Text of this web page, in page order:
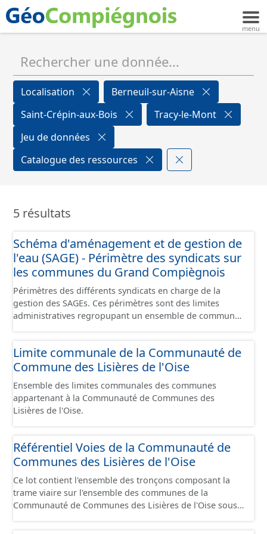
Localisation
Berneuil-sur-Aisne
Saint-Crépin-aux-Bois
Tracy-le-Mont
Jeu de données
Catalogue des ressources
5 résultats
Schéma d'aménagement et de gestion de
l'eau (SAGE) - Périmètre des syndicats sur
les communes du Grand Compiègnois
Périmètres des différents syndicats en charge de la
gestion des SAGEs. Ces périmètres sont des limites
administratives regropupant un ensemble de communes
diverses : - SAGE, - GEMA (Gestion des Milieux
Aquatiques) - Ruissellement. Le ou les périmètres du
données.
Limite communale de la Communauté de
Commune des Lisières de l'Oise
Ensemble des limites communales des communes
appartenant à la Communauté de Communes des
Lisières de l'Oise.
Référentiel Voies de la Communauté de
Communes des Lisières de l'Oise
Ce lot contient l'ensemble des tronçons composant la
trame viaire sur l'ensemble des communes de la
Communauté de Communes des Lisières de l'Oise sous